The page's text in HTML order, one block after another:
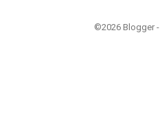
©2026 Blogger -